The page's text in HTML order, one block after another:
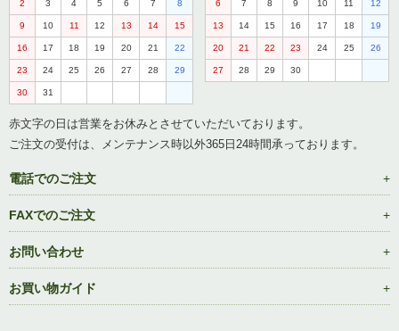
2 3 4 5 6 7 8
9 10 11 12 13 14 15
16 17 18 19 20 21 22
23 24 25 26 27 28 29
30 31
6 7 8 9 10 11 12
13 14 15 16 17 18 19
20 21 22 23 24 25 26
27 28 29 30
赤文字の日は営業をお休みとさせていただいております。
ご注文の受付は、メンテナンス時以外365日24時間承っております。
電話でのご注文
FAXでのご注文
お問い合わせ
お買い物ガイド